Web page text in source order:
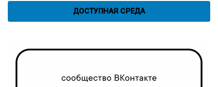
ДОСТУПНАЯ СРЕДА